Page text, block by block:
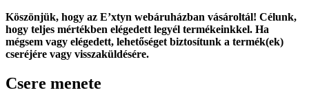
Köszönjük, hogy az E’xtyn webáruházban vásároltál! Célunk,
hogy teljes mértékben elégedett legyél termékeinkkel. Ha
mégsem vagy elégedett, lehetőséget biztosítunk a termék(ek)
cseréjére vagy visszaküldésére.
Csere menete